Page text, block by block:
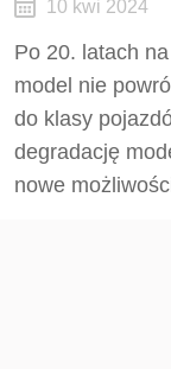
10 kwi 2024
Po 20. latach
model nie
do klasy
degradację
nowe